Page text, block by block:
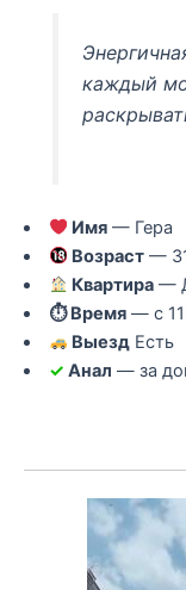
каждый
Имя — Гера
Возраст —
Квартира —
⏱ Время— с
Выезд Есть
✓ Анал — за